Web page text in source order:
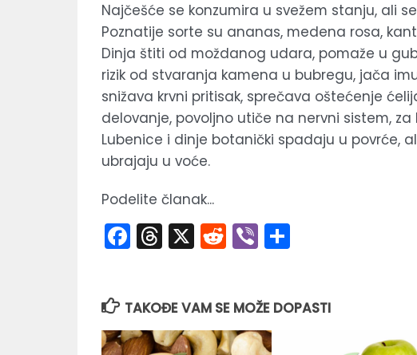
Najčešće se konzumira u svežem stanju, ali
Poznatije sorte su ananas, medena rosa,
Dinja štiti od moždanog udara, pomaže u
rizik od stvaranja kamena u bubregu, jača
snižava krvni pritisak, sprečava oštećenje
delovanje, povoljno utiče na nervni sistem, za
Lubenice i dinje botanički spadaju u povrće,
ubrajaju u voće.
Podelite članak...
Facebook
Threads
X Reddit
Viber
TAKOĐE VAM SE MOŽE DOPASTI